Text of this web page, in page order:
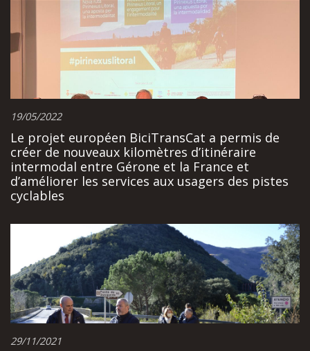
19/05/2022
Le projet européen BiciTransCat a permis de
créer de nouveaux kilomètres d’itinéraire
intermodal entre Gérone et la France et
d’améliorer les services aux usagers des pistes
cyclables
29/11/2021